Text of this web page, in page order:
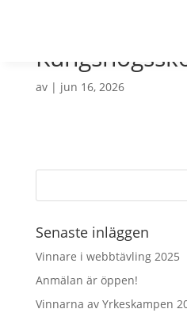
av | jun 16, 2026
Senaste inläggen
Vinnare i webbtävling 2025
Anmälan är öppen!
Vinnarna av Yrkeskampen